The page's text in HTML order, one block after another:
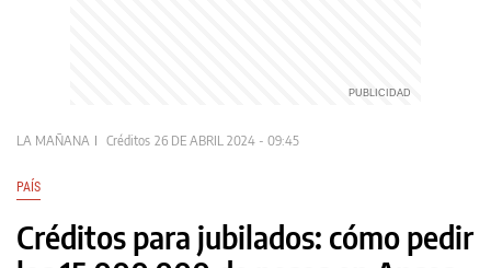
LA MAÑANA Créditos 26 DE ABRIL 2024 - 09:45
PAÍS
Créditos para jubilados: cómo pedir